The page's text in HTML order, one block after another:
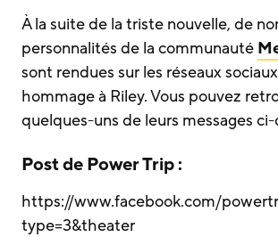
À la suite de la triste nouvelle, de
personnalités de la communauté
sont rendues sur les réseaux
hommage à Riley. Vous pouvez
quelques-uns de leurs messages ci-
Post de Power Trip :
https://www.facebook.com/
type=3&theater